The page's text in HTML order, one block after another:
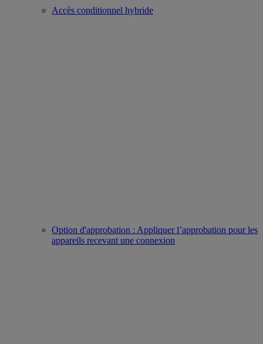
Accès conditionnel hybride
Option d'approbation : Appliquer l’approbation pour les
appareils recevant une connexion